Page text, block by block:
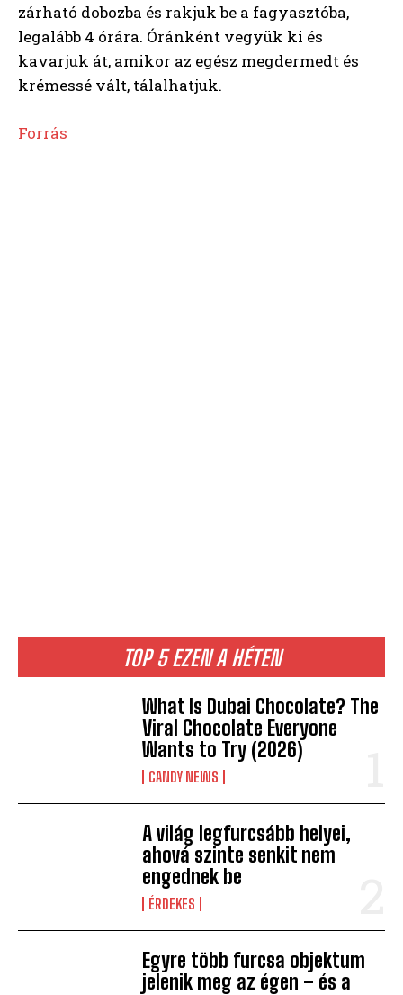
TOP 5 EZEN A HÉTEN
What Is Dubai Chocolate? The
Viral Chocolate Everyone
Wants to Try (2026)
CANDY NEWS
A világ legfurcsább helyei,
ahová szinte senkit nem
engednek be
ÉRDEKES
Egyre több furcsa objektum
jelenik meg az égen – és a
zárható dobozba és rakjuk be a fagyasztóba,
legalább 4 órára. Óránként vegyük ki és
kavarjuk át, amikor az egész megdermedt és
krémessé vált, tálalhatjuk.
Forrás